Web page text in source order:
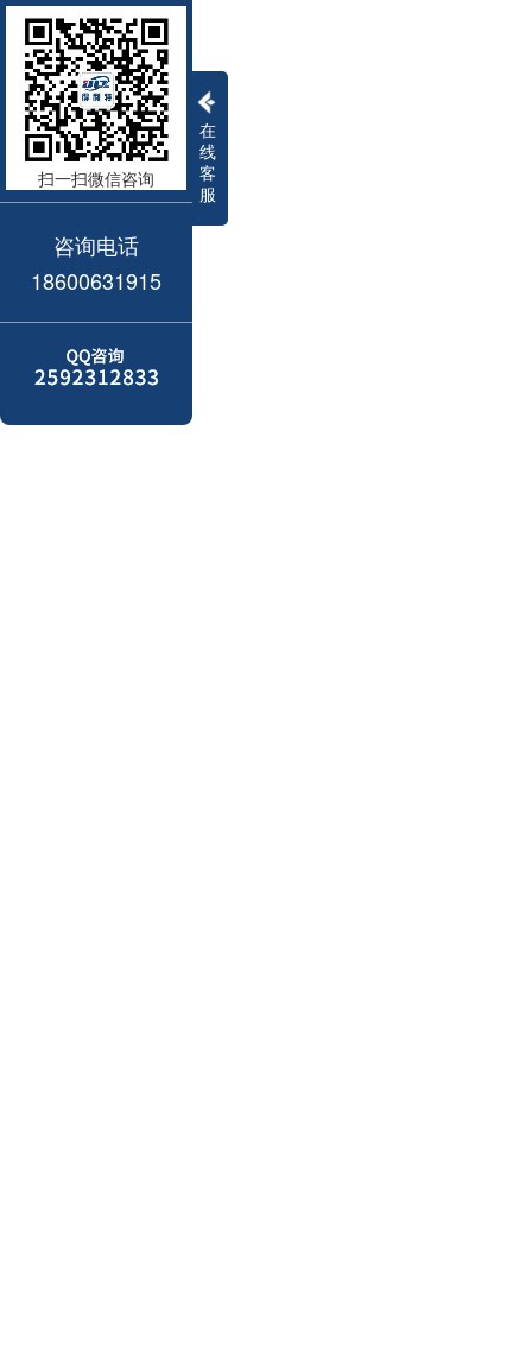
在
线
客
服
扫一扫微信咨询
咨询电话
18600631915